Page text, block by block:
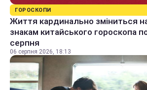
ГОРОСКОПИ
Життя кардинально зміниться
знакам китайського гороскопа
серпня
06 серпня 2026, 18:13